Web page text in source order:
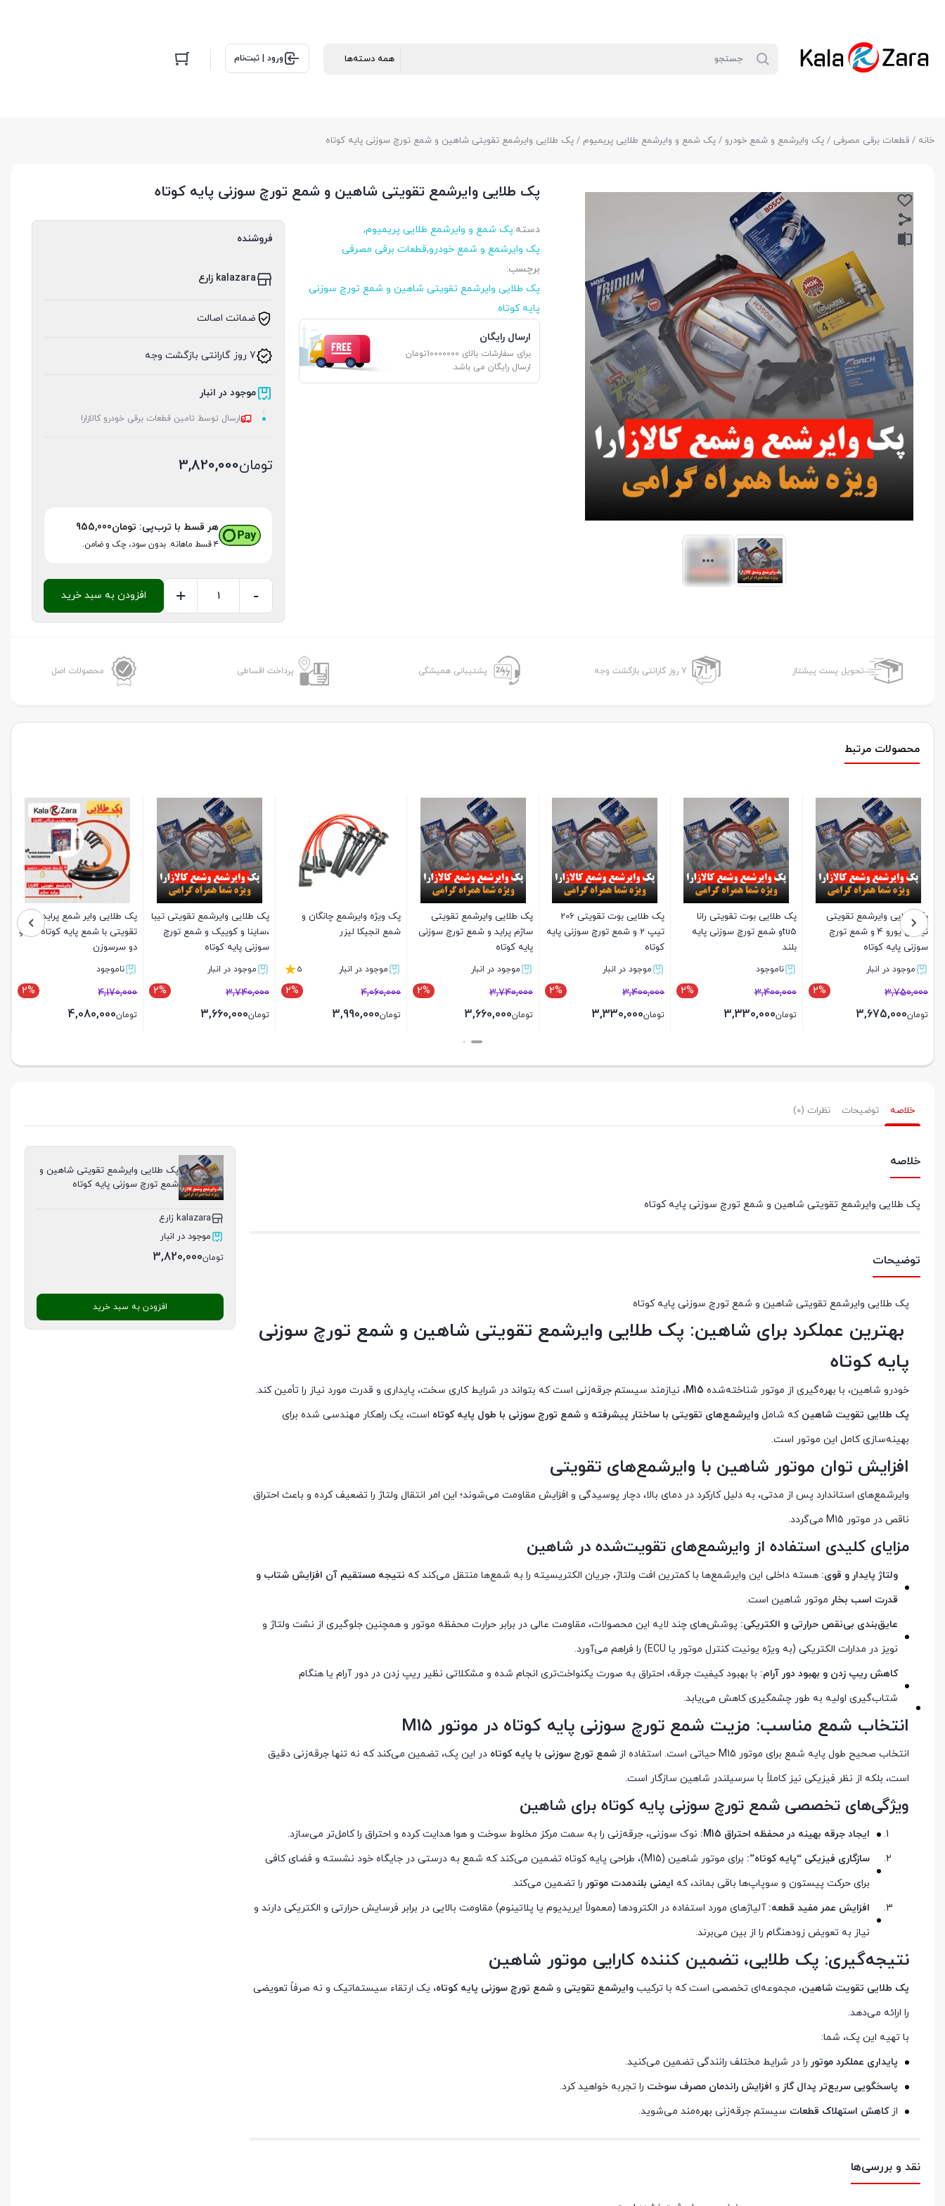
ورود | ثبت‌نام
خانه / قطعات برقی مصرفی / پک وایرشمع و شمع خودرو / پک شمع و وایرشمع طلایی پریمیوم / پک طلایی وایرشمع تقویتی شاهین و شمع تورچ سوزنی پایه کوتاه
پک طلایی وایرشمع تقویتی شاهین و شمع تورچ سوزنی پایه کوتاه
دسته:پک شمع و وایرشمع طلایی پریمیوم,
پک وایرشمع و شمع خودرو,قطعات برقی مصرفی
برچسب:
پک طلایی وایرشمع تقویتی شاهین و شمع تورچ سوزنی
پایه کوتاه
ارسال رایگان
برای سفارشات بالای 10000000تومان
ارسال رایگان می باشد.
فروشنده
kalazara زارع
ضمانت اصالت
7 روز گارانتی بازگشت وجه
موجود در انبار
ارسال توسط تامین قطعات برقی خودرو کالازارا
تومان3,820,000
هر قسط با ترب‌پی: تومان955,000
۴ قسط ماهانه. بدون سود، چک و ضامن.
طلایی
شمع
کوتاه
-
+ افزودن به سبد خرید
تحویل پست پیشتاز 7 روز گارانتی بازگشت وجه پشتیبانی همیشگی پرداخت اقساطی محصولات اصل
محصولات مرتبط
پک طلایی بوت تقویتی 206
تورچ سوزنی پایه
2%
پک طلایی وایرشمع تقویتی
ساژم پراید و شمع تورچ سوزنی
پایه کوتاه
2% 3,740,000
تومان
پک ویژه وایرشمع چانگان و
شمع انجیکا لیزر
5
2% 4,060,000
تومان
پک طلایی وایرشمع تقویتی تیبا
،ساینا و کوییک و شمع تورچ
2% 3,740,000
تومان
پک طلایی وایر شمع پراید ساژم
تقویتی با شمع پایه کوتاه دنسو
2% 4,170,000
تومان
پک طلایی بوت تقویتی پژو 206
تیپ 5 و شمع تورچ سوزنی پایه
موجود در انبار
2% 3,400,000
تومان 3,330,000
پک طلایی وایرشمع تقویتی
پژو405 با موتور1800 و شمع
تورچ سوزنی پایه کوتاه
2% 3,740,000
تومان
پک طلایی وایرشمع
زیمنس پراید و
3,740,000
تومان
خلاصه توضیحات نظرات (0)
خلاصه
پک طلایی وایرشمع تقویتی شاهین و شمع تورچ سوزنی پایه کوتاه
توضیحات
پک طلایی وایرشمع تقویتی شاهین و شمع تورچ سوزنی پایه کوتاه
بهترین عملکرد برای شاهین: پک طلایی وایرشمع تقویتی شاهین و شمع تورچ سوزنی
پایه کوتاه
خودرو شاهین، با بهره‌گیری از موتور شناخته‌شده M15، نیازمند سیستم جرقه‌زنی است که بتواند در شرایط کاری سخت، پایداری و قدرت مورد نیاز را تأمین کند.
پک طلایی تقویت شاهین که شامل وایرشمع‌های تقویتی با ساختار پیشرفته و شمع تورچ سوزنی با طول پایه کوتاه است، یک راهکار مهندسی شده برای
بهینه‌سازی کامل این موتور است.
افزایش توان موتور شاهین با وایرشمع‌های تقویتی
وایرشمع‌های استاندارد پس از مدتی، به دلیل کارکرد در دمای بالا، دچار پوسیدگی و افزایش مقاومت می‌شوند؛ این امر انتقال ولتاژ را تضعیف کرده و باعث احتراق
ناقص در موتور M15 می‌گردد.
مزایای کلیدی استفاده از وایرشمع‌های تقویت‌شده در شاهین
ولتاژ پایدار و قوی: هسته داخلی این وایرشمع‌ها با کمترین افت ولتاژ، جریان الکتریسیته را به شمع‌ها منتقل می‌کند که نتیجه مستقیم آن افزایش شتاب و
قدرت اسب بخار موتور شاهین است.
عایق‌بندی بی‌نقص حرارتی و الکتریکی: پوشش‌های چند لایه این محصولات، مقاومت عالی در برابر حرارت محفظه موتور و همچنین جلوگیری از نشت ولتاژ و
نویز در مدارات الکتریکی (به ویژه یونیت کنترل موتور یا ECU) را فراهم می‌آورد.
کاهش ریپ زدن و بهبود دور آرام: با بهبود کیفیت جرقه، احتراق به صورت یکنواخت‌تری انجام شده و مشکلاتی نظیر ریپ زدن در دور آرام یا هنگام
شتاب‌گیری اولیه به طور چشمگیری کاهش می‌یابد.
انتخاب شمع مناسب: مزیت شمع تورچ سوزنی پایه کوتاه در موتور M15
انتخاب صحیح طول پایه شمع برای موتور M15 حیاتی است. استفاده از شمع تورچ سوزنی با پایه کوتاه در این پک، تضمین می‌کند که نه تنها جرقه‌زنی دقیق
است، بلکه از نظر فیزیکی نیز کاملاً با سرسیلندر شاهین سازگار است.
ویژگی‌های تخصصی شمع تورچ سوزنی پایه کوتاه برای شاهین
ایجاد جرقه بهینه در محفظه احتراق M15:
نوک سوزنی، جرقه‌زنی را به سمت مرکز مخلوط سوخت و هوا هدایت کرده و احتراق را کامل‌تر می‌سازد.
سازگاری فیزیکی “پایه کوتاه”:
برای موتور شاهین (M15)، طراحی پایه کوتاه تضمین می‌کند که شمع به درستی در جایگاه خود نشسته و فضای کافی
برای حرکت پیستون و سوپاپ‌ها باقی بماند، که ایمنی بلندمدت موتور را تضمین می‌کند.
افزایش عمر مفید قطعه: آلیاژهای مورد استفاده در الکترودها (معمولاً ایریدیوم یا پلاتینوم) مقاومت بالایی در برابر فرسایش حرارتی و الکتریکی دارند و
نیاز به تعویض زودهنگام را از بین می‌برند.
نتیجه‌گیری: پک طلایی، تضمین کننده کارایی موتور شاهین
پک طلایی تقویت شاهین، مجموعه‌ای تخصصی است که با ترکیب وایرشمع تقویتی و شمع تورچ سوزنی پایه کوتاه، یک ارتقاء سیستماتیک و نه صرفاً تعویضی
را ارائه می‌دهد.
با تهیه این پک، شما:
پایداری عملکرد موتور را در شرایط مختلف رانندگی تضمین می‌کنید.
پاسخگویی سریع‌تر پدال گاز و افزایش راندمان مصرف سوخت را تجربه خواهید کرد.
ازکاهش استهلاک قطعات سیستم جرقه‌زنی بهره‌مند می‌شوید.
نقد و بررسی‌ها
پک طلایی وایرشمع تقویتی شاهین و
شمع تورچ سوزنی پایه کوتاه
kalazara زارع
موجود در انبار
تومان3,820,000
افزودن به سبد خرید